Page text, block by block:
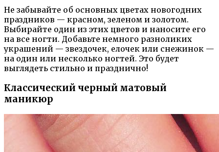
Не забывайте об основных цветах новогодних
праздников — красном, зеленом и золотом.
Выбирайте один из этих цветов и наносите его
на все ногти. Добавьте немного разноликих
украшений — звездочек, елочек или снежинок —
на один или несколько ногтей. Это будет
выглядеть стильно и празднично!
Классический черный матовый
маникюр